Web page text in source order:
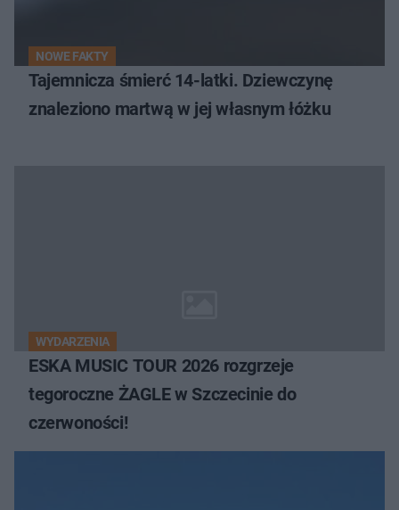
NOWE FAKTY
Tajemnicza śmierć 14-latki. Dziewczynę
znaleziono martwą w jej własnym łóżku
WYDARZENIA
ESKA MUSIC TOUR 2026 rozgrzeje
tegoroczne ŻAGLE w Szczecinie do
czerwoności!